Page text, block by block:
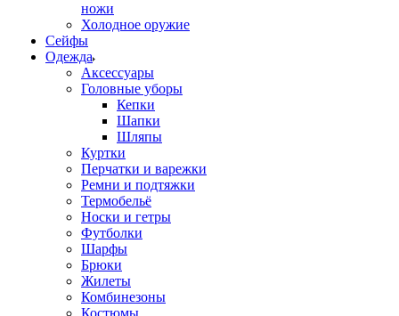
ножи
Холодное оружие
Сейфы
Одежда
Аксессуары
Головные уборы
Кепки
Шапки
Шляпы
Куртки
Перчатки и варежки
Ремни и подтяжки
Термобельё
Носки и гетры
Футболки
Шарфы
Брюки
Жилеты
Комбинезоны
Костюмы